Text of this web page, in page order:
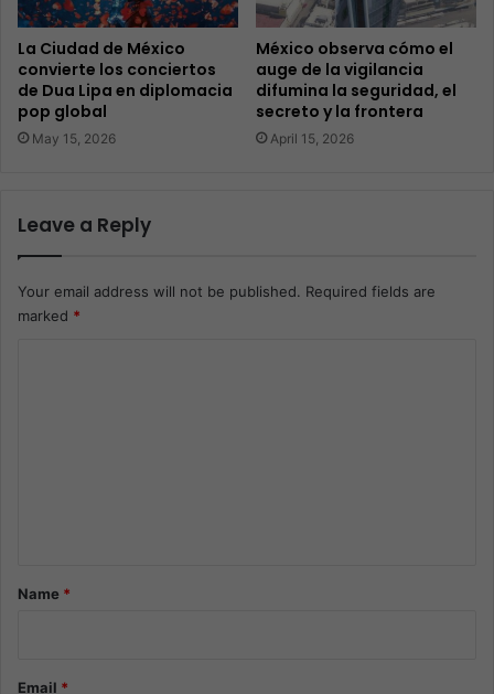
La Ciudad de México
convierte los conciertos
de Dua Lipa en diplomacia
pop global
May 15, 2026
México observa cómo el
auge de la vigilancia
difumina la seguridad, el
secreto y la frontera
April 15, 2026
Leave a Reply
Your email address will not be published. Required fields are
marked *
*Name *
Email *